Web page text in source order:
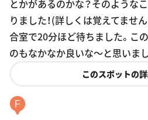
りました！(詳しくは覚えてませ
合室で20分ほど待ちました。こ
のもなかなか良いな〜と思いま
銚子電気鉄道 犬吠駅